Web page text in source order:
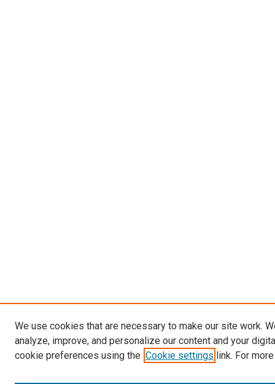
We use cookies that are necessary to make our site work.
analyze, improve, and personalize our content and your
cookie preferences using the Cookie settings link. For